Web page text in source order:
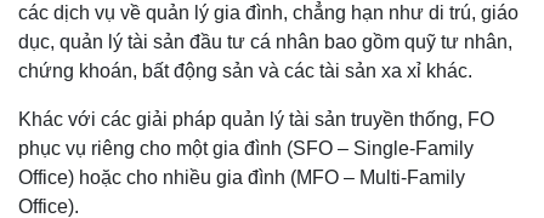
các dịch vụ về quản lý gia đình, chẳng hạn như di trú, giáo
dục, quản lý tài sản đầu tư cá nhân bao gồm quỹ tư nhân,
chứng khoán, bất động sản và các tài sản xa xỉ khác.
Khác với các giải pháp quản lý tài sản truyền thống, FO
phục vụ riêng cho một gia đình (SFO – Single-Family
Office) hoặc cho nhiều gia đình (MFO – Multi-Family
Office).